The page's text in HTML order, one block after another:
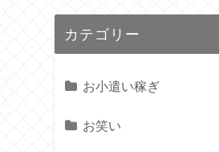
カテゴリー
お小遣い稼ぎ
お笑い